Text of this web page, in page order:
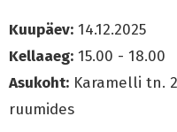
Kuupäev: 14.12.2025
Kellaaeg: 15.00 - 18.00
Asukoht: Karamelli tn.
ruumides